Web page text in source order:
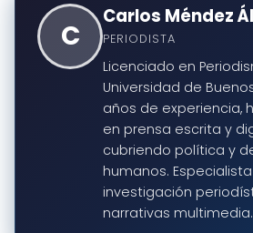
C
Carlos Méndez
PERIODISTA
Licenciado en
Universidad de
años de experiencia,
en prensa escrita y
cubriendo política y
humanos.
investigación
narrativas multimedia.